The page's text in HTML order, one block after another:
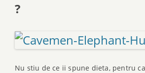
?
Nu stiu de ce ii spune dieta, pentru